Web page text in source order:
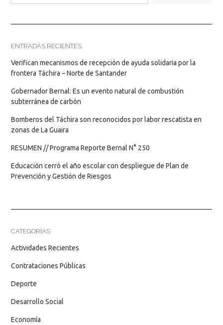
ENTRADAS RECIENTES
Verifican mecanismos de recepción de ayuda solidaria por la
frontera Táchira – Norte de Santander
Gobernador Bernal: Es un evento natural de combustión
subterránea de carbón
Bomberos del Táchira son reconocidos por labor rescatista en
zonas de La Guaira
RESUMEN // Programa Reporte Bernal N° 250
Educación cerró el año escolar con despliegue de Plan de
Prevención y Gestión de Riesgos
CATEGORÍAS
Actividades Recientes
Contrataciones Públicas
Deporte
Desarrollo Social
Economía